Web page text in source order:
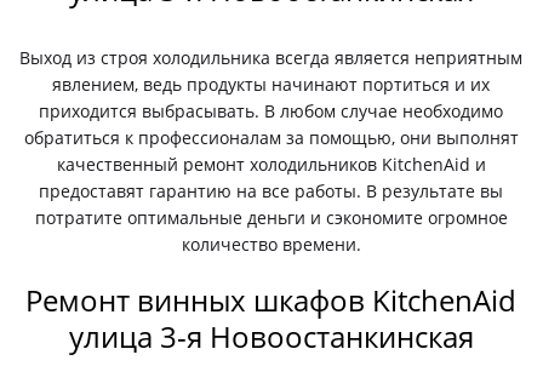
Выход из строя холодильника всегда является неприятным
явлением, ведь продукты начинают портиться и их
приходится выбрасывать. В любом случае необходимо
обратиться к профессионалам за помощью, они выполнят
качественный ремонт холодильников KitchenAid и
предоставят гарантию на все работы. В результате вы
потратите оптимальные деньги и сэкономите огромное
количество времени.
Ремонт винных шкафов KitchenAid
улица 3-я Новоостанкинская